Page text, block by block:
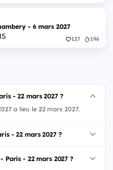
- 6 mars 2027
127 196
- 22 mars 2027 ?
a lieu le 22 mars 2027.
- 22 mars 2027 ?
Paris - 22 mars 2027 ?